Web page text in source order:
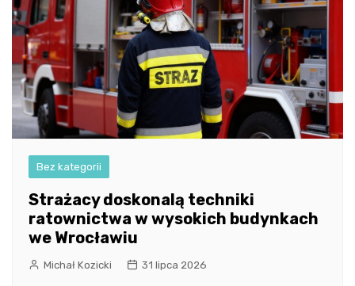
Bez kategorii
Strażacy doskonalą techniki
ratownictwa w wysokich budynkach
we Wrocławiu
Michał Kozicki 31 lipca 2026